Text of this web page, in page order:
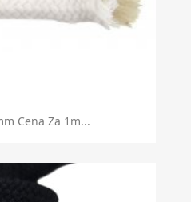
Cena Za 1m...